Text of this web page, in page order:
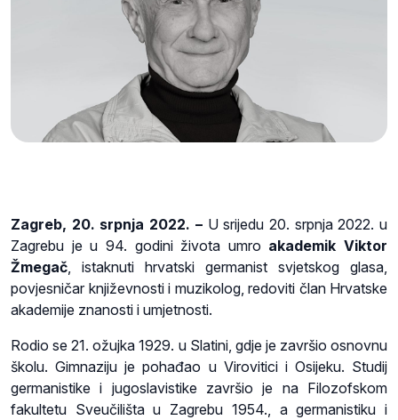
Zagreb, 20. srpnja 2022. – U srijedu 20. srpnja 2022. u
Zagrebu je u 94. godini života umro akademik Viktor
Žmegač , istaknuti hrvatski germanist svjetskog glasa,
povjesničar književnosti i muzikolog, redoviti član Hrvatske
akademije znanosti i umjetnosti.
Rodio se 21. ožujka 1929. u Slatini, gdje je završio osnovnu
školu. Gimnaziju je pohađao u Virovitici i Osijeku. Studij
germanistike i jugoslavistike završio je na Filozofskom
fakultetu Sveučilišta u Zagrebu 1954., a germanistiku i